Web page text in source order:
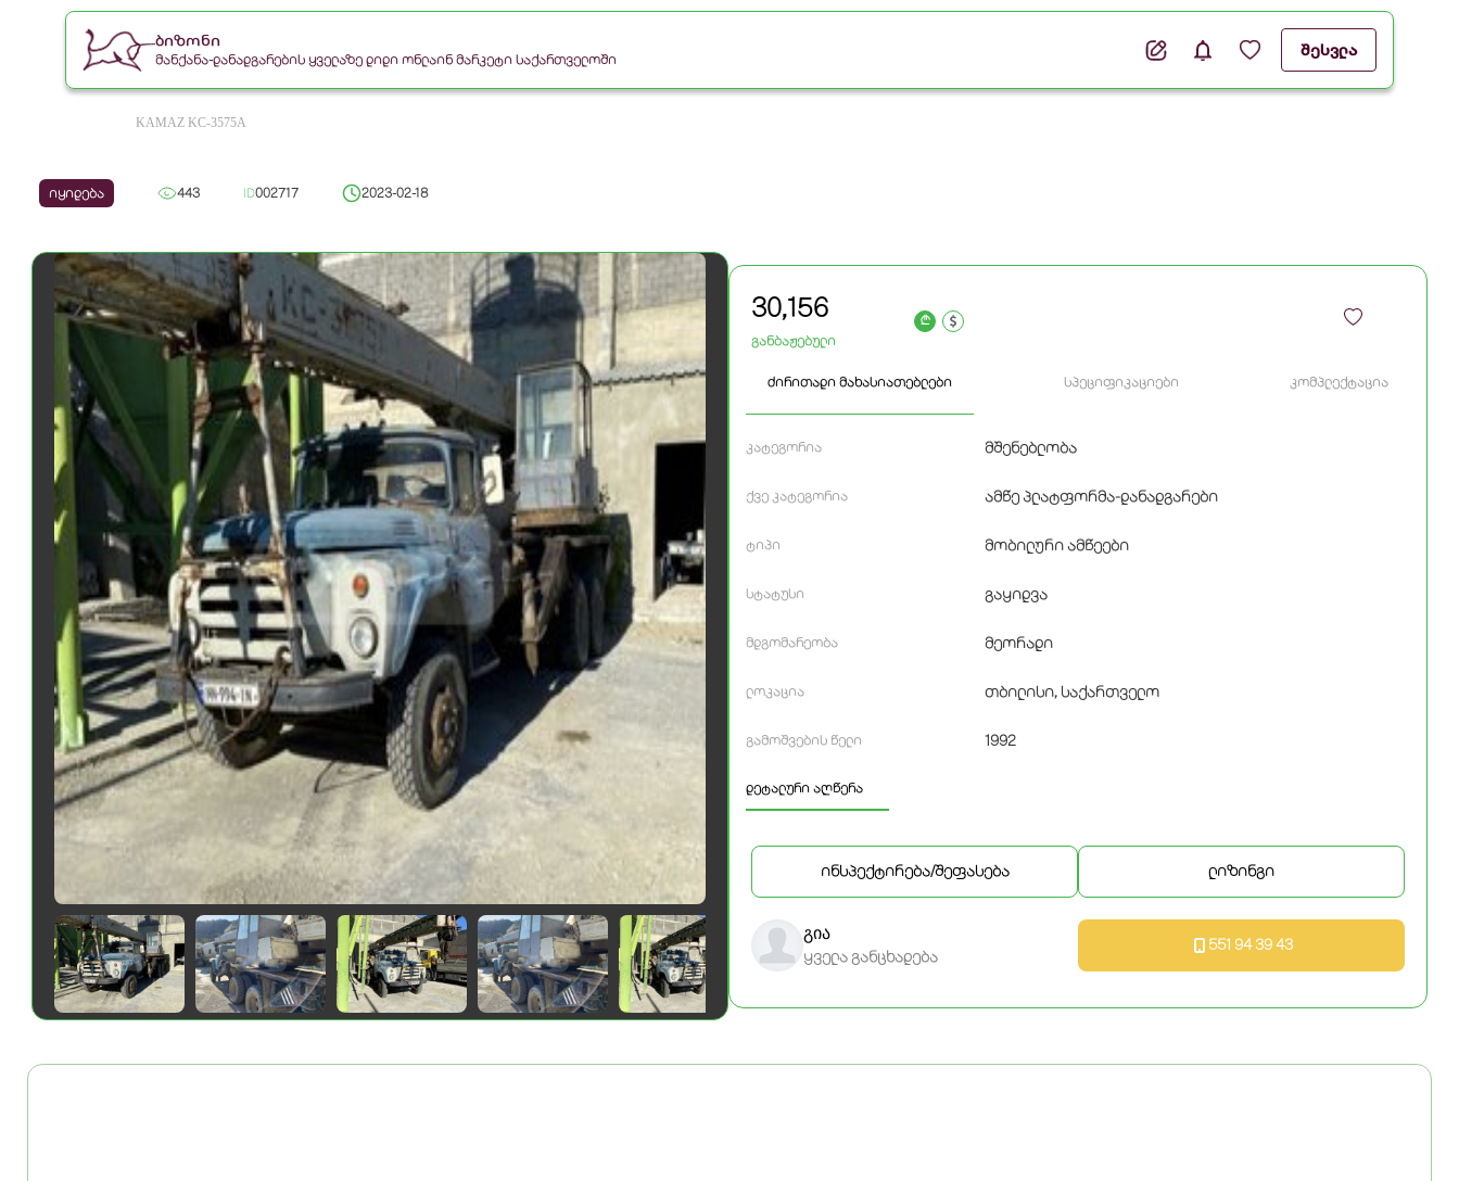
ბიზონი
მანქანა-დანადგარების ყველაზე დიდი ონლაინ მარკეტი საქართველოში
შესვლა
KAMAZ KC-3575A
იყიდება 443 ID002717 2023-02-18
30,156
განბაჟებული
a
ძირითადი მახასიათებლები სპეციფიკაციები კომპლექტაცია
კატეგორია მშენებლობა
ქვე კატეგორია ამწე პლატფორმა-დანადგარები
ტიპი მობილური ამწეები
სტატუსი გაყიდვა
მდგომარეობა მეორადი
ლოკაცია თბილისი, საქართველო
გამოშვების წელი 1992
დეტალური აღწერა
ინსპექტირება/შეფასება ლიზინგი
გია
ყველა განცხადება
551 94 39 43